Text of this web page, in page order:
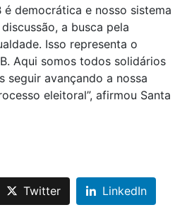
é democrática e nosso sistema
a busca pela
Isso representa o
Aqui somos todos solidários
seguir avançando a nossa
eleitoral”, afirmou Santa
Twitter LinkedIn